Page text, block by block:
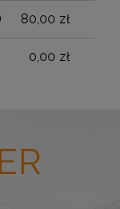
80,00 zł
0,00 zł